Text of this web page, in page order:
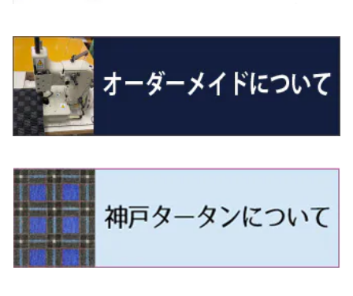
H26/1～R4/1 80系
R4/1～ 90系
エスクァイア
H26/10～R3/12 80系
エスティマ
H18/1～H24/5（前期）
H24/5～R1/10（後期）
エスティマ・ハイブリッド
H18/6～H24/5（前期）
H24/5～R1/10（後期）
オーリス
H24/8～H30/3 180系
カムリ
H29/12～R4/7 20系7人乗
R4/11～ 10系
H30/11～
H13/1～R4/8 F50・Y51
シルビア
H3/1～H11/1 S13・S14
H11/1～H14/11 S15
シルフィ
H24/12～R3/10 TB17
ジューク
H22/6～R2/6 F15
スカイライン
H13/6～H18/11 V35
スカイライン・クロスオーバー
H21/9～R2/4 S300系
トレジア
H22/11～H28/3 120系
フォレスター
H14/2～ SG/SH/SJ/SK系
プレオ
H22/4～H30/3 L275/285
プレオプラス
H24/12～H29/5 LA300/310
レヴォーグ
H24/11～H27/1 HB35S
スクラム
H17/9～ DG64/DG17
スクラムトラック
H25/9～ DG16T
デミオ
H19/7～R1/7 DE/DJ系
ビアンテ
H20/7～30/3 CC系
ファミリア バン
H16/12～ S300/S700系
ハイゼット・トラック
H11/1～ S200/S500系
ブーン
H28/4～R5/12 M700系
ミラ
H18/12～ L275/285
ミラ・イース
H23/9～ LA300系
ミラ・ココア
H3/6～ JA/JB系
ジムニーノマド
R7/4～ JC74W
ジムニーワイド/ジムニーシエラ
H10/1～H14/1 JB33/43W
H14/1～ JB43/74W
スイフト/スイフトスポーツ
H22/9～ スイフト
H23/12～
スペーシア/スペーシアカスタム/スペーシアギア
H25/3～R5/11
スペーシアベース
H30/3～ GK/GL系
タウンボックス
H26/2～ DS17/64W
ディグニティ
H24/7～H29/1 BHGY51
デリカＤ：２
H23/3～ MB系
デリカＤ：３
H23/10～H31/4 BM20 7人乗
デリカＤ：５
H30/7～ JJ1・JJ2
N-VAN e:
R6/10~ JJ3
N‐WGN/N‐WGNカスタム
H25/11～ JH1・JH2・JH3・JH4
S660
H27/4～R3/12 JW5
WR-V
R6/3～ DG5
ZR-V
H15/9～H30/4 7L/7P系
パサート
H23/5～H27/7 3CCAX
H27/7～ 3CC/3CD系
ザ・ビートル
H24/4～R3/4 16C系
ポロ
H21/10～H30/3 6RC系
H30/3～ AW系
H28/7～
ＧＬＡクラス
H26/5～R2/6
ＧＬＥクラス
R1/6～
Ｓクラス
H25/10～R3/10
Ｖクラス
H27/4～